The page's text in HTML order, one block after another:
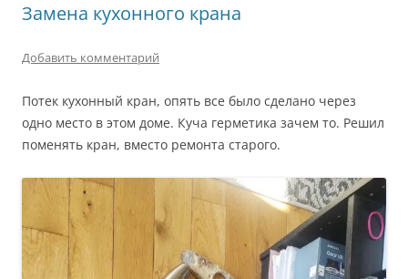
Замена кухонного крана
Добавить комментарий
Потек кухонный кран, опять все было сделано через
одно место в этом доме. Куча герметика зачем то. Решил
поменять кран, вместо ремонта старого.